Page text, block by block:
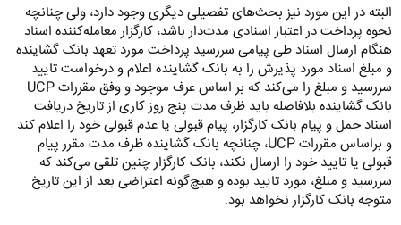
البته در این مورد نیز بحث‌های تفصیلی دیگری وجود دارد، ولی چنانچه
نحوه پرداخت در اعتبار اسنادی مدت‌دار باشد، کارگزار معامله‌کننده اسناد
هنگام ارسال اسناد طی پیامی سررسید پرداخت مورد تعهد بانک گشاینده
و مبلغ اسناد مورد پذیرش را به بانک گشاینده اعلام و درخواست تایید
سررسید و مبلغ را می‌کند که بر اساس عرف موجود و وفق مقررات UCP
بانک گشاینده بلافاصله باید ظرف مدت پنج روز کاری از تاریخ دریافت
اسناد حمل و پیام بانک کارگزار، پیام قبولی یا عدم قبولی خود را اعلام کند
و براساس مقررات UCP، چنانچه بانک گشاینده ظرف مدت مقرر پیام
قبولی یا تایید خود را ارسال نکند، بانک کارگزار چنین تلقی می‌کند که
سررسید و مبلغ، مورد تایید بوده و هیچ‌گونه اعتراضی بعد از این تاریخ
متوجه بانک کارگزار نخواهد بود.